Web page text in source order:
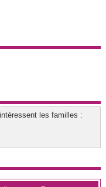
les familles :